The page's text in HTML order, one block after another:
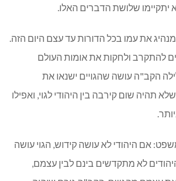
שלושת הדברים האלו.
את עמו בכל הדורות עד עצם היום הזה.
להתקרב ולחקות את אומות העולם
הקב"ה עושה שהגויים ישנאו את
תהיה שום קירבה בין היהודי לגוי, ואפילו
אם היהודי לא עושה קידוש, הגוי עושה
לא מתקדשים בינם לבין עצמם,